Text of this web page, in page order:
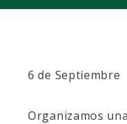
6 de Septiembre
Organizamos